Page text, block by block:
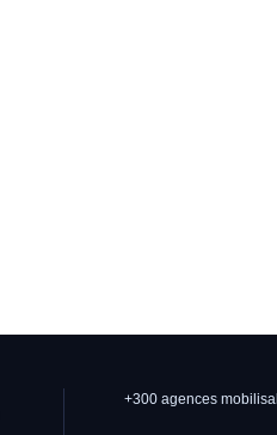
+300 agences